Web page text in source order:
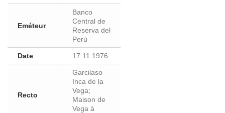
Eméteur
Banco
Central de
Reserva del
Perú
Date 17.11.1976
Recto
Garcilaso
Inca de la
Vega;
Maison de
Vega à